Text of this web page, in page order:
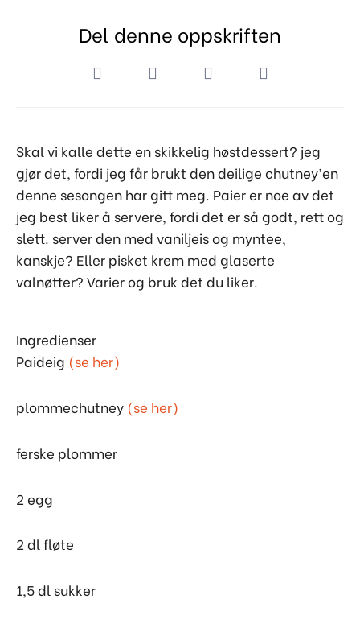
Del denne oppskriften
Skal vi kalle dette en skikkelig høstdessert? jeg
gjør det, fordi jeg får brukt den deilige chutney’en
denne sesongen har gitt meg. Paier er noe av det
jeg best liker å servere, fordi det er så godt, rett og
slett. server den med vaniljeis og myntee,
kanskje? Eller pisket krem med glaserte
valnøtter? Varier og bruk det du liker.
Ingredienser
Paideig (se her)
plommechutney (se her)
ferske plommer
2 egg
2 dl fløte
1,5 dl sukker